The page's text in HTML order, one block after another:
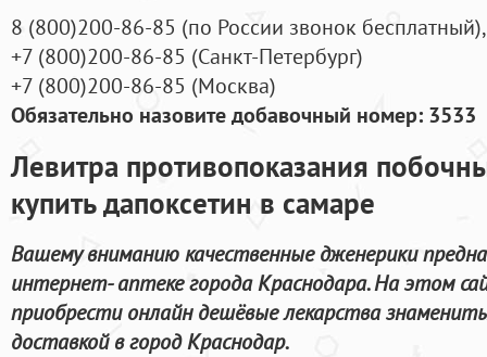
8 (800)200-86-85 (по России звонок бесплатный),
+7 (800)200-86-85 (Санкт-Петербург)
+7 (800)200-86-85 (Москва)
Обязательно назовите добавочный номер: 3533
Левитра противопоказания
купить дапоксетин в самаре
Вашему вниманию качественные дженерики
интернет- аптеке города Краснодара. На этом
приобрести онлайн дешёвые лекарства
доставкой в город Краснодар.